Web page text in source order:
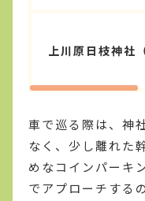
上川原日枝神社
車で巡る際は、神
なく、少し離れた
めなコインパーキ
でアプローチする